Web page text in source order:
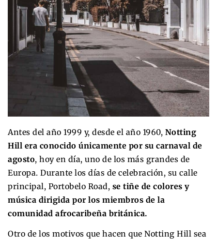
Antes del año 1999 y, desde el año 1960, Notting
Hill era conocido únicamente por su carnaval de
agosto, hoy en día, uno de los más grandes de
Europa. Durante los días de celebración, su calle
principal, Portobelo Road, se tiñe de colores y
música dirigida por los miembros de la
comunidad afrocaribeña británica.
Otro de los motivos que hacen que Notting Hill sea